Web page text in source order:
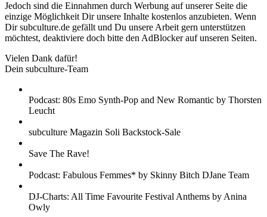
Jedoch sind die Einnahmen durch Werbung auf unserer Seite die
einzige Möglichkeit Dir unsere Inhalte kostenlos anzubieten. Wenn
Dir subculture.de gefällt und Du unsere Arbeit gern unterstützen
möchtest, deaktiviere doch bitte den AdBlocker auf unseren Seiten.
Vielen Dank dafür!
Dein subculture-Team
Podcast: 80s Emo Synth-Pop and New Romantic by Thorsten
Leucht
subculture Magazin Soli Backstock-Sale
Save The Rave!
Podcast: Fabulous Femmes* by Skinny Bitch DJane Team
DJ-Charts: All Time Favourite Festival Anthems by Anina
Owly